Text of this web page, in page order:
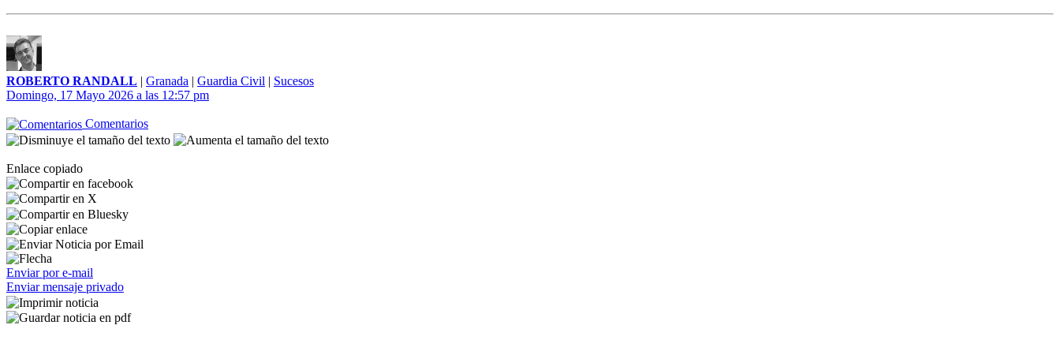
ROBERTO RANDALL | Granada | Guardia Civil | Sucesos
Domingo, 17 Mayo 2026 a las 12:57 pm
Comentarios
Enlace copiado
Enviar por e-mail
Enviar mensaje privado